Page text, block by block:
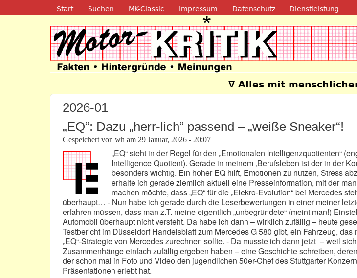
Direkt zum Inhalt
Navigation
Start Suchen MK-Classic Impressum Datenschutz Dienstleistung
Motor-Kritik.de∇ Alles mit
2026-01
„EQ“: Dazu „herr-lich“ passend – „weiße Sneaker“!
Gespeichert von wh am 29 Januar, 2026 - 20:07
„EQ“ steht in der Regel für den „Emotionalen Intelligenzquotienten“
Intelligence Quotient). Gerade in meinem ‚Berufsleben ist der in der
besonders wichtig. Ein hoher EQ hilft, Emotionen zu nutzen, Stress
erhalte ich gerade ziemlich aktuell eine Presseinformation, mit der
machen möchte, dass „EQ“ für die „Elekro-Evolution“ bei Mercedes
überhaupt… - Nun habe ich gerade durch die Leserbewertungen in einer meiner
erfahren müssen, dass man z.T. meine eigentlich „unbegründete“ (meint man!)
Automobil überhaupt nicht versteht. Da habe ich dann – wirklich zufällig – heute
Testbericht im Düsseldorf Handelsblatt zum Mercedes G 580 gibt, ein Fahrzeug, das
„EQ“-Strategie von Mercedes zurechnen sollte. - Da musste ich dann jetzt – weil
Zusammenhänge einfach zufällig ergeben haben – eine Geschichte schreiben,
der schon mal in Foto und Video den jugendlichen 50er-Chef des Stuttgarter
Präsentationen erlebt hat.